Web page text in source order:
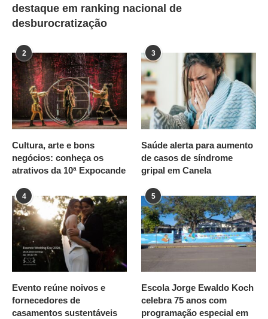
destaque em ranking nacional de
desburocratização
2
Cultura, arte e bons
negócios: conheça os
atrativos da 10ª Expocande
3
Saúde alerta para aumento
de casos de síndrome
gripal em Canela
4
Evento reúne noivos e
fornecedores de
casamentos sustentáveis
5
Escola Jorge Ewaldo Koch
celebra 75 anos com
programação especial em